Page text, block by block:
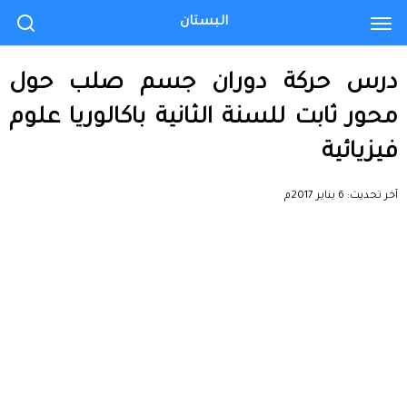
درس حركة دوران جسم صلب حول
محور ثابت للسنة الثانية باكالوريا علوم
فيزيائية
آخر تحديث: 6 يناير 2017م
البستان